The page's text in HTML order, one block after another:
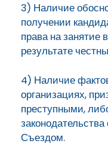
3) Наличие
получении
права на занятие
результате
4) Наличие
организациях,
преступными,
Съездом.